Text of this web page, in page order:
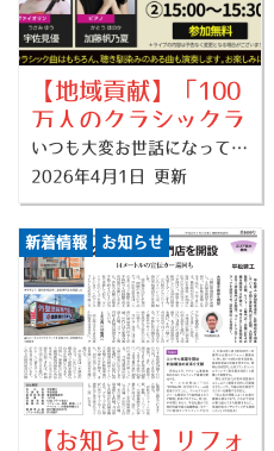
【地域貢献】「100
万人のクラシックラ
イブ」のスポンサー
になりました！
4/15(水)にミニライ
ブを開催します
いつも大変お世話になっております。 この度、弊社は「日常に音楽が溢れる街を目指して」という活動理念に賛同し、「100万人のクラシックライブ」の活動を応援するスポンサー（共催）に就任いたしました。 その第1回目として、イオンモール東浦にてヴァイオリンとピアノによるミニライブを開催いたします！ ■ イベント概要 至近距離で奏でられる本物の音色を、お買い物ついでに気軽にお楽しみいただけます。クラシックの名曲はもちろん、皆様が一度は耳にしたことのあるポピュラーな楽曲も演奏予定です。 日程： 2026年4月15日（水） 会場： イオンモール東浦 セントラルコート 時間： 1. 13:00 〜 13:30 / 2. 15:00 〜 15:30 料金： 参加無料 出演： 宇佐見 優（ヴァイオリン）、加藤 帆乃夏（ピアノ） 演奏家による曲の解説やエピソードなど、楽しいお話も交えたアットホームなライブです。 ■ 弊社の想い 私たちは、音楽を通じて地域のみなさまの日常がより豊かになるお手伝いができればと考えております。 お近くにお越しの際は、ぜひ美しい音色に癒やされにいらしてください。皆様のご来場を心よりお待ちしております！
2026年4月1日 更新
【お知らせ】リフォ
新着情報 お知らせ